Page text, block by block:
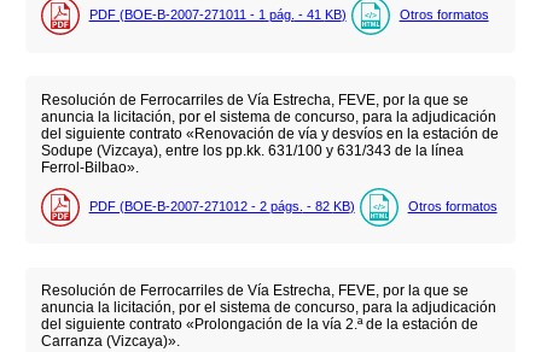
PDF (BOE-B-2007-271011 - 1 pág. - 41 KB) Otros formatos
Resolución de Ferrocarriles de Vía Estrecha, FEVE, por la que se
anuncia la licitación, por el sistema de concurso, para la adjudicación
del siguiente contrato «Renovación de vía y desvíos en la estación de
Sodupe (Vizcaya), entre los pp.kk. 631/100 y 631/343 de la línea
Ferrol-Bilbao».
PDF (BOE-B-2007-271012 - 2 págs. - 82 KB) Otros formatos
Resolución de Ferrocarriles de Vía Estrecha, FEVE, por la que se
anuncia la licitación, por el sistema de concurso, para la adjudicación
del siguiente contrato «Prolongación de la vía 2.ª de la estación de
Carranza (Vizcaya)».